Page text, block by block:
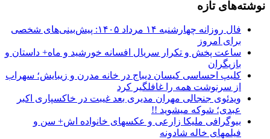
نوشته‌های تازه
فال روزانه چهارشنبه ۱۴ مرداد ۱۴۰۵: پیش‌بینی‌های شخصی
برای امروز
ساعت پخش و تکرار سریال افسانه خورشید و ماه+ داستان و
بازیگران
کلیپ احساسی کیسان دیباج در خانه مدرن و زیبایش؛ سهراب
از سرنوشت همه را غافلگیر کرد
ویدئوی جنجالی مهران مدیری بعد غیبت در خاکسپاری اکبر
عبدی؛ شوکه میشوید !!
بیوگرافی ملیکا زارعی و عکسهای خانواده اش+ سن و
فیلمهای خاله شادونه